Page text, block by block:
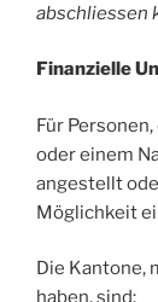
abschliessen
Finanzielle
Für
oder einem
angestellt
Möglichkeit
Die Kantone,
haben, sind: